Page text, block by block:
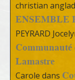
christian
ENSEMBLE
PEYRARD
Communauté
Lamastre
Carole dans